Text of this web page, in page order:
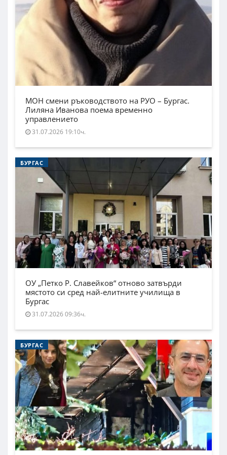
МОН смени ръководството на РУО – Бургас.
Лиляна Иванова поема временно
управлението
31.07.2026 19:10ч.
БУРГАС
ОУ „Петко Р. Славейков“ отново затвърди
мястото си сред най-елитните училища в
Бургас
31.07.2026 09:36ч.
БУРГАС